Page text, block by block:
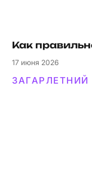
Как
17 июня 2026
ЗАГАРЛЕТНИЙ